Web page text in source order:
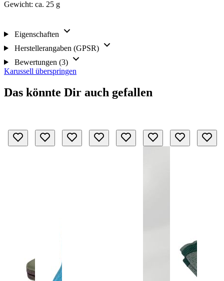
Gewicht: ca. 25 g
Eigenschaften
Herstellerangaben (GPSR)
Bewertungen (3)
Karussell überspringen
Das könnte Dir auch gefallen